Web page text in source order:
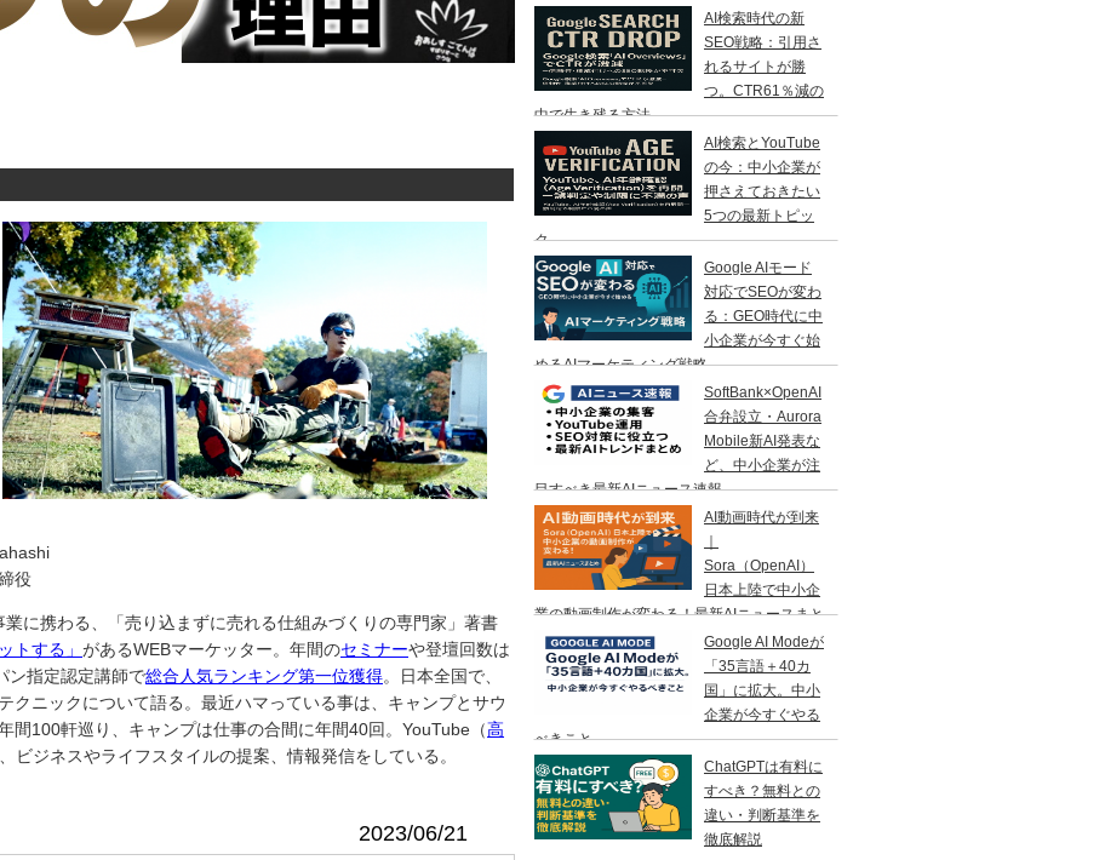
役
に携わる、「売り込まずに売れる仕組みづくりの専門家」著書
トする」 があるWEBマーケッター。年間のセミナーや登壇回数は
ン指定認定講師で総合人気ランキング第一位獲得。日本全国で、
クニックについて語る。最近ハマっている事は、キャンプとサウ
間100軒巡り、キャンプは仕事の合間に年間40回。YouTube（高
ビジネスやライフスタイルの提案、情報発信をしている。
2023/06/21
AI検索時代の新
SEO戦略：引用さ
れるサイトが勝
つ。CTR61％減の
中で生き残る方法
AI検索とYouTube
の今：中小企業が
押さえておきたい
5つの最新トピッ
ク
Google AIモード
対応でSEOが変わ
る：GEO時代に中
小企業が今すぐ始
めるAIマーケティング戦略
SoftBank×OpenAI
合弁設立・Aurora
Mobile新AI発表な
ど、中小企業が注
目すべき最新AIニュース速報
AI動画時代が到来
Sora（OpenAI）
日本上陸で中小企
業の動画制作が変わる！最新AIニュースまと
め
Google AI Modeが
「35言語＋40カ
国」に拡大。中小
企業が今すぐやる
べきこと
ChatGPTは有料に
すべき？無料との
違い・判断基準を
徹底解説